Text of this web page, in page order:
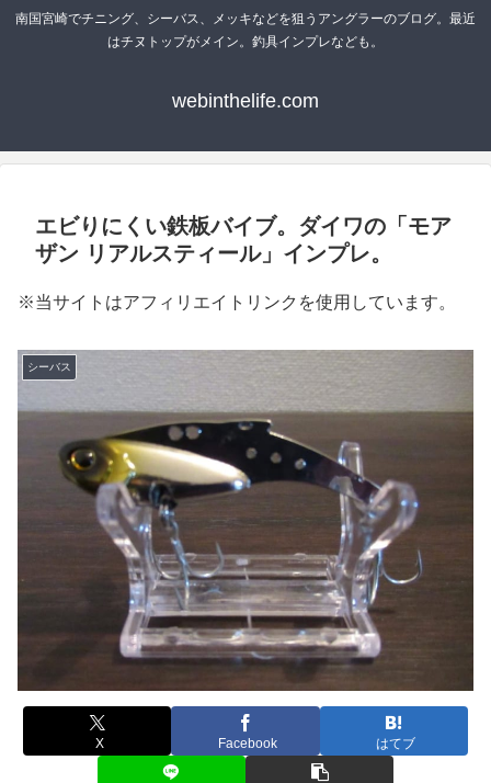
南国宮崎でチニング、シーバス、メッキなどを狙うアングラーのブログ。最近
はチヌトップがメイン。釣具インプレなども。
webinthelife.com
エビりにくい鉄板バイブ。ダイワの「モア
ザン リアルスティール」インプレ。
※当サイトはアフィリエイトリンクを使用しています。
シーバス
X Facebook はてブ